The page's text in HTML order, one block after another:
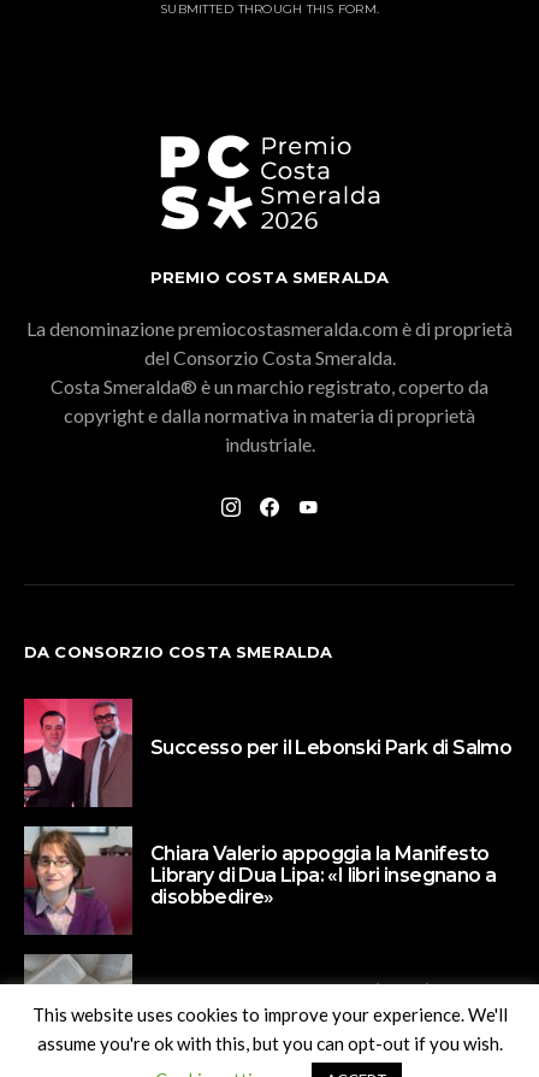
SUBMITTED THROUGH THIS FORM.
PREMIO COSTA SMERALDA
La denominazione premiocostasmeralda.com è di proprietà
del Consorzio Costa Smeralda.
Costa Smeralda® è un marchio registrato, coperto da
copyright e dalla normativa in materia di proprietà
industriale.
DA CONSORZIO COSTA SMERALDA
Successo per il Lebonski Park di Salmo
Chiara Valerio appoggia la Manifesto
Library di Dua Lipa: «I libri insegnano a
disobbedire»
Paola Barbato protagonista di Un
Naviglio di libri
This website uses cookies to improve your experience. We'll
assume you're ok with this, but you can opt-out if you wish.